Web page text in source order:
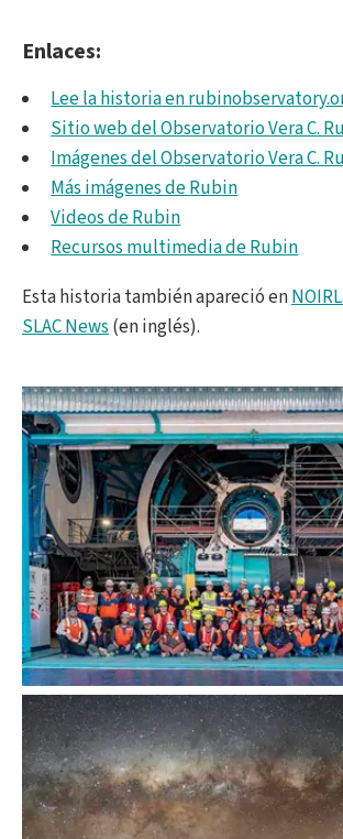
Enlaces:
Lee la historia en
Sitio web del Observatorio Vera C.
Imágenes del Observatorio Vera C.
Más imágenes de Rubin
Videos de Rubin
Recursos multimedia de Rubin
Esta historia también apareció en
SLAC News (en inglés).
Instalación de la Cámara LSST